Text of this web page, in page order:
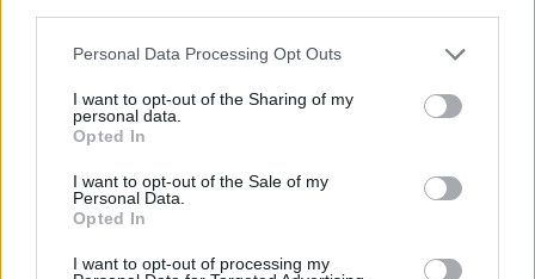
Please note that this website/app uses one or more Google
not limited to your visit or usage behaviour. You may click to
grant or deny consent to Google and its third-party tags to
use your data for below specified purposes in below Google
consent section.
Personal Data Processing Opt Outs
I want to opt-out of the Sharing of my
personal data.
Opted In
I want to opt-out of the Sale of my
Personal Data.
Opted In
I want to opt-out of processing my
CIENCIA Y TECNOLOGÍA